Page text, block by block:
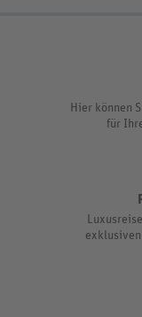
Hier können
für